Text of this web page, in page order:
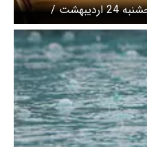
پیش بینی هوای لرستان فردا پنجشنبه 24 اردیبهشت /